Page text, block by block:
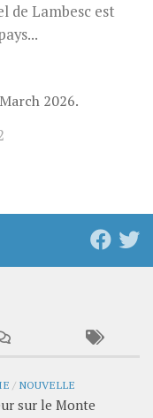
de Lambesc est
2026.
/ NOUVELLE
sur le Monte